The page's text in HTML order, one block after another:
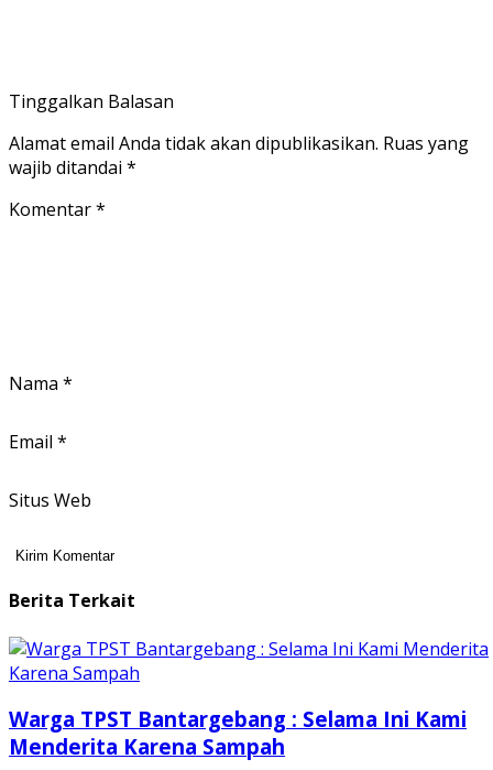
Tinggalkan Balasan
Alamat email Anda tidak akan dipublikasikan. Ruas yang
wajib ditandai *
Komentar*
Nama *
Email *
Situs Web
Berita Terkait
Warga TPST Bantargebang : Selama Ini Kami
Menderita Karena Sampah